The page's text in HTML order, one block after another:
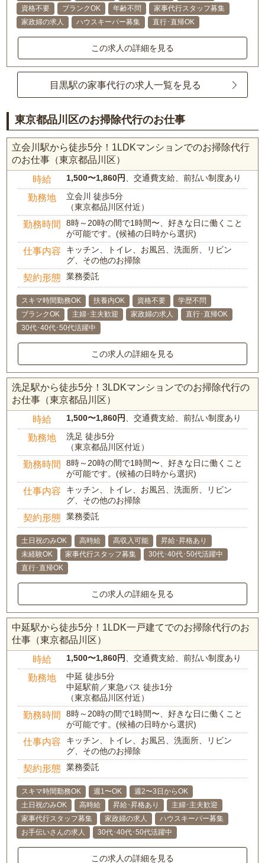
資格不要
ブランクOK 年齢不問
家事代行スタッフ募集
家政婦の求人
ハウスキーパー募集 直行･直帰OK
この求人の詳細を見る
目黒駅の家事代行の求人一覧を見る
東京都品川区のお掃除代行のお仕事
立会川駅から徒歩5分！1LDKマンションでのお掃除代行
のお仕事（東京都品川区）
時給 1,500〜1,860円 、交通費支給、前払い制度あり
勤務地
立会川 徒歩5分
（東京都品川区付近）
勤務時間
8時～20時の間で1時間〜、好きな日に働くこと
が可能です。(候補の日時から選択)
仕事内容
キッチン、トイレ、お風呂、洗面所、リビン
グ、その他のお掃除
契約形態 業務委託
スキマ時間勤務OK 扶養内OK 資格不要
学歴不問
ブランクOK
主婦･主夫歓迎 家政婦の求人
直行･直帰OK
30代･40代･50代活躍中
この求人の詳細を見る
洗足駅から徒歩5分！3LDKマンションでのお掃除代行の
お仕事（東京都品川区）
時給 1,500〜1,860円 、交通費支給、前払い制度あり
勤務地
洗足 徒歩5分
（東京都品川区付近）
勤務時間
8時～20時の間で1時間〜、好きな日に働くこと
が可能です。(候補の日時から選択)
仕事内容
キッチン、トイレ、お風呂、洗面所、リビン
グ、その他のお掃除
契約形態 業務委託
土日祝のみOK 高時給 高収入可能
昇給･昇格あり
未経験OK
家事代行スタッフ募集
30代･40代･50代活躍中
直行･直帰OK
この求人の詳細を見る
中延駅から徒歩5分！1LDK一戸建てでのお掃除代行のお
仕事（東京都品川区）
時給 1,500〜1,860円 、交通費支給、前払い制度あり
勤務地
中延 徒歩5分
中延駅前／東急バス 徒歩1分
（東京都品川区付近）
勤務時間
8時～20時の間で1時間〜、好きな日に働くこと
が可能です。(候補の日時から選択)
仕事内容
キッチン、トイレ、お風呂、洗面所、リビン
グ、その他のお掃除
契約形態 業務委託
スキマ時間勤務OK 週1〜OK
週2〜3日からOK
土日祝のみOK
高時給 昇給･昇格あり
主婦･主夫歓迎
家事代行スタッフ募集
家政婦の求人
ハウスキーパー募集
お手伝いさんの求人
30代･40代･50代活躍中
この求人の詳細を見る